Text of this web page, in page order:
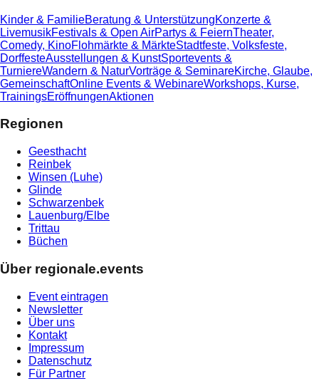
Kinder & FamilieBeratung & UnterstützungKonzerte &
LivemusikFestivals & Open AirPartys & FeiernTheater,
Comedy, KinoFlohmärkte & MärkteStadtfeste, Volksfeste,
DorffesteAusstellungen & KunstSportevents &
TurniereWandern & NaturVorträge & SeminareKirche, Glaube,
GemeinschaftOnline Events & WebinareWorkshops, Kurse,
TrainingsEröffnungenAktionen
Regionen
Geesthacht
Reinbek
Winsen (Luhe)
Glinde
Schwarzenbek
Lauenburg/Elbe
Trittau
Büchen
Über regionale.events
Event eintragen
Newsletter
Über uns
Kontakt
Impressum
Datenschutz
Für Partner